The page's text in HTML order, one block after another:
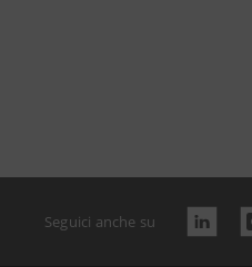
Seguici anche su